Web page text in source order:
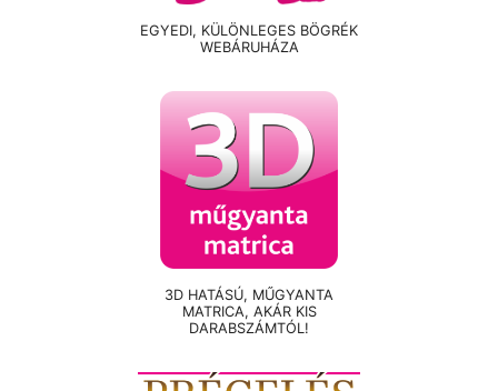
EGYEDI, KÜLÖNLEGES BÖGRÉK
WEBÁRUHÁZA
3D HATÁSÚ, MŰGYANTA
MATRICA, AKÁR KIS
DARABSZÁMTÓL!